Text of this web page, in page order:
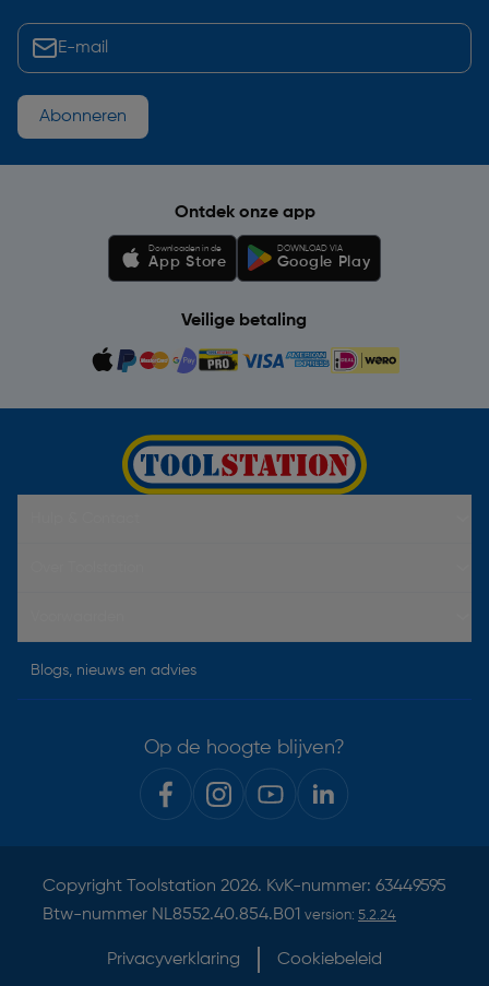
Abonneren
Ontdek onze app
Downloaden in de
App Store
DOWNLOAD VIA
Google Play
Veilige betaling
Blogs, nieuws en advies
Op de hoogte blijven?
Copyright Toolstation 2026. KvK-nummer: 63449595
Btw-nummer NL8552.40.854.B01 version: 5.2.24
Privacyverklaring Cookiebeleid